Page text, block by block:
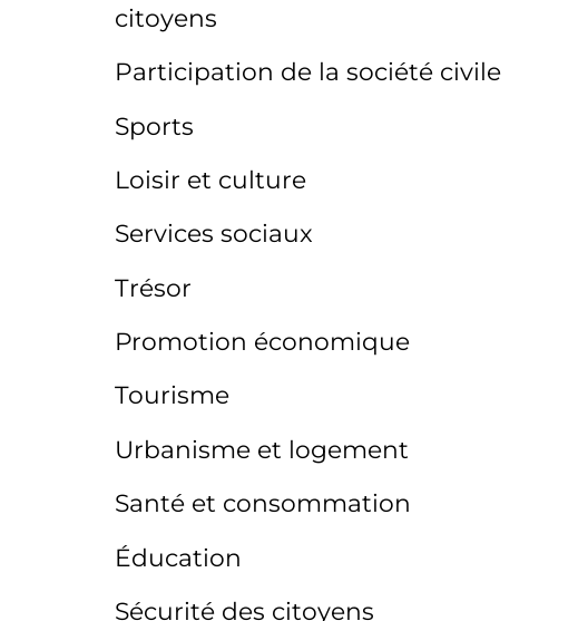
citoyens
Participation de la société civile
Sports
Loisir et culture
Services sociaux
Trésor
Promotion économique
Tourisme
Urbanisme et logement
Santé et consommation
Éducation
Sécurité des citoyens